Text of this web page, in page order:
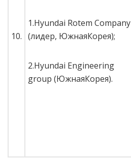
10.
1.Hyundai Rotem Company
(лидер, ЮжнаяКорея);
2.Hyundai Engineering
group (ЮжнаяКорея).